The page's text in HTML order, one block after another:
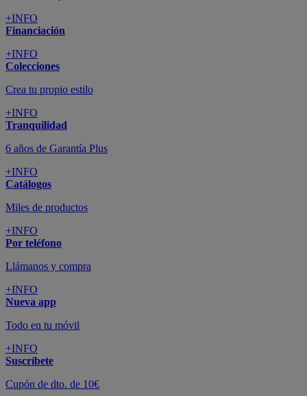
+INFO
Financiación
+INFO
Colecciones
Crea tu propio estilo
+INFO
Tranquilidad
6 años de Garantía Plus
+INFO
Catálogos
Miles de productos
+INFO
Por teléfono
Llámanos y compra
+INFO
Nueva app
Todo en tu móvil
+INFO
Suscríbete
Cupón de dto. de 10€